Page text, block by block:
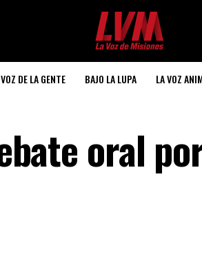
DE LA GENTE BAJO LA LUPA LA VOZ
oral